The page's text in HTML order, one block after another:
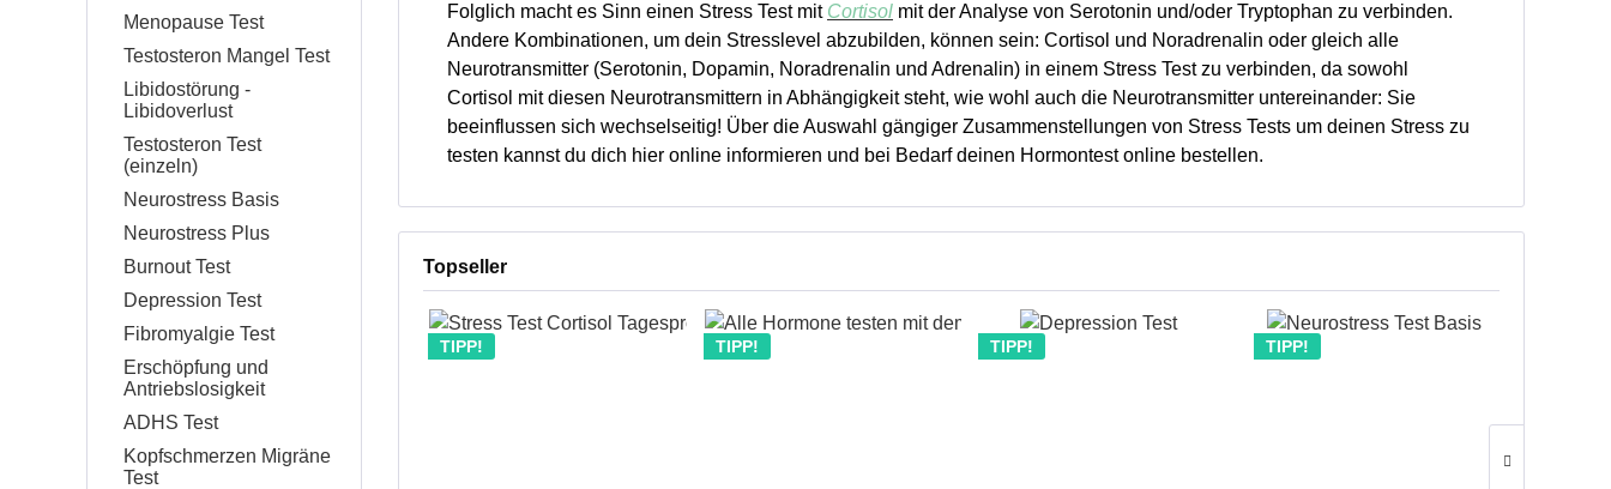
Menopause Test
Testosteron Mangel Test
Libidostörung -
Libidoverlust
Testosteron Test
(einzeln)
Neurostress Basis
Neurostress Plus
Burnout Test
Depression Test
Fibromyalgie Test
Erschöpfung und
Antriebslosigkeit
ADHS Test
Kopfschmerzen Migräne
Test
Folglich macht es Sinn einen Stress Test mit Cortisol mit der Analyse von Serotonin und/oder Tryptophan zu verbinden.
Andere Kombinationen, um dein Stresslevel abzubilden, können sein: Cortisol und Noradrenalin oder gleich alle
Neurotransmitter (Serotonin, Dopamin, Noradrenalin und Adrenalin) in einem Stress Test zu verbinden, da sowohl
Cortisol mit diesen Neurotransmittern in Abhängigkeit steht, wie wohl auch die Neurotransmitter untereinander: Sie
beeinflussen sich wechselseitig! Über die Auswahl gängiger Zusammenstellungen von Stress Tests um deinen Stress zu
testen kannst du dich hier online informieren und bei Bedarf deinen Hormontest online bestellen.
Topseller
TIPP! TIPP! TIPP! TIPP!